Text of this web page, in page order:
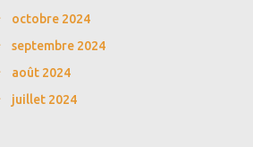
octobre 2024
septembre 2024
août 2024
juillet 2024